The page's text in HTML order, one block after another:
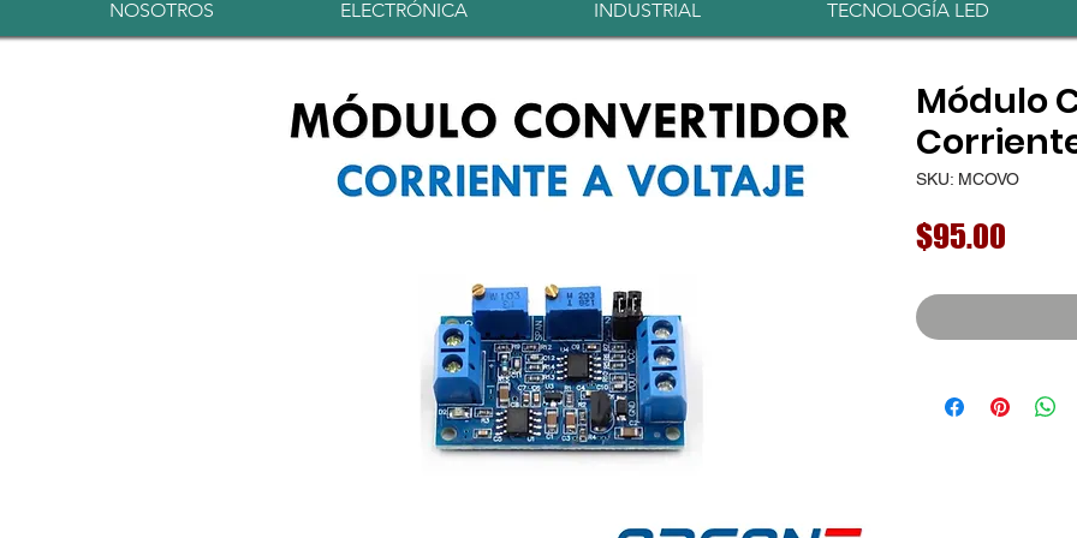
NOSOTROS ELECTRÓNICA INDUSTRIAL TECNOLOGÍA LED
Módulo
SKU: MCOVO
$95.00